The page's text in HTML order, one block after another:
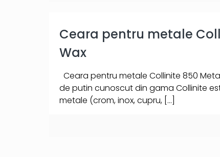
Ceara pentru metale
Wax
Ceara pentru metale Collinite 850
de putin cunoscut din gama Collinite
metale (crom, inox, cupru,[…]